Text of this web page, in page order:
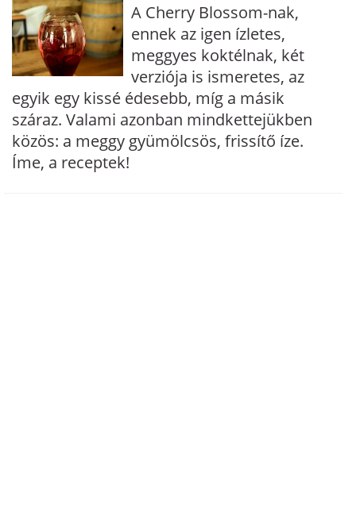
A Cherry Blossom-nak,
ennek az igen ízletes,
meggyes koktélnak, két
verziója is ismeretes, az
egyik egy kissé édesebb, míg a másik
száraz. Valami azonban mindkettejükben
közös: a meggy gyümölcsös, frissítő íze.
Íme, a receptek!